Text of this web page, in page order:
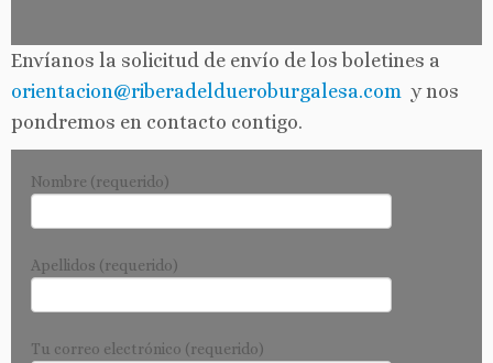
Envíanos la solicitud de envío de los boletines a
orientacion@riberadeldueroburgalesa.com y nos
pondremos en contacto contigo.
Nombre (requerido)
Apellidos (requerido)
Tu correo electrónico (requerido)